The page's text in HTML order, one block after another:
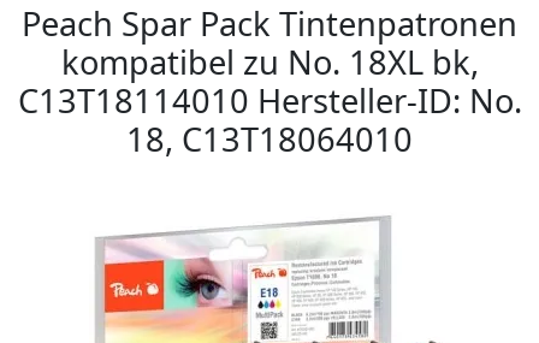
Peach Spar Pack Tintenpatronen
kompatibel zu No. 18XL bk,
C13T18114010 Hersteller-ID: No.
18, C13T18064010